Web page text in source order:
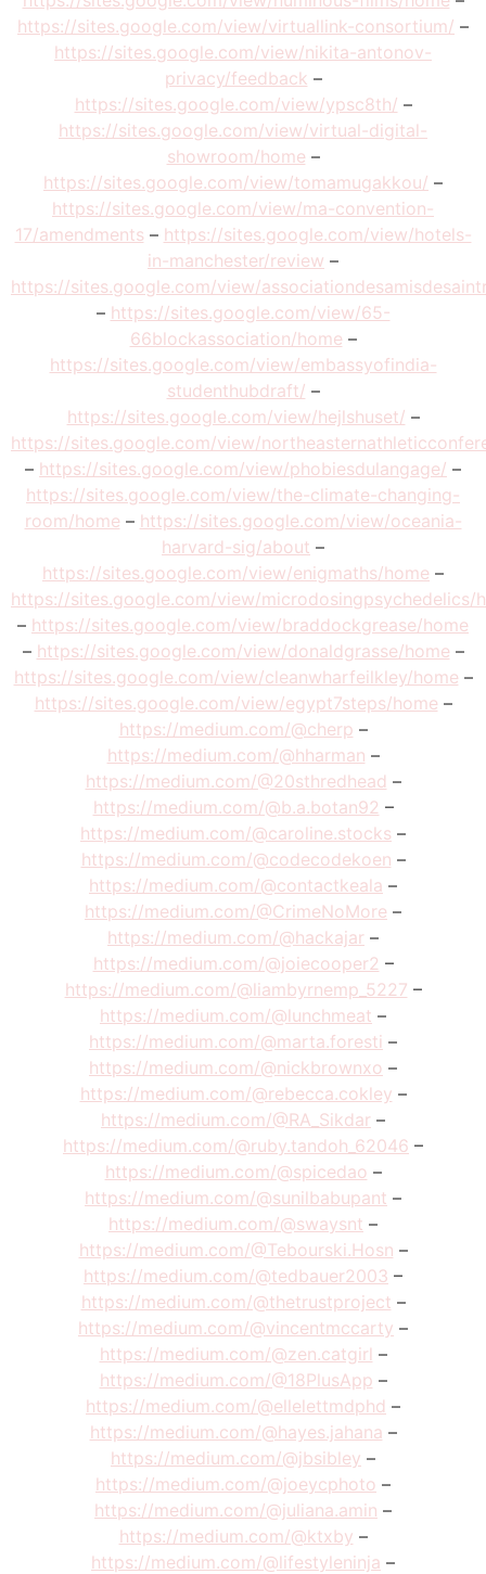
https://sites.google.com/view/virtuallink-consortium/ –
https://sites.google.com/view/nikita-antonov-
privacy/feedback –
https://sites.google.com/view/ypsc8th/ –
https://sites.google.com/view/virtual-digital-
showroom/home –
https://sites.google.com/view/tomamugakkou/ –
https://sites.google.com/view/ma-convention-
17/amendments – https://sites.google.com/view/hotels-
in-manchester/review –
https://sites.google.com/view/
– https://sites.google.com/view/65-
66blockassociation/home –
https://sites.google.com/view/embassyofindia-
studenthubdraft/ –
https://sites.google.com/view/hejlshuset/ –
https://sites.google.com/view/
– https://sites.google.com/view/phobiesdulangage/ –
https://sites.google.com/view/the-climate-changing-
room/home – https://sites.google.com/view/oceania-
harvard-sig/about –
https://sites.google.com/view/enigmaths/home –
https://sites.google.com/view/microdosingpsychedelics/
– https://sites.google.com/view/braddockgrease/home
– https://sites.google.com/view/donaldgrasse/home –
https://sites.google.com/view/cleanwharfeilkley/home –
https://sites.google.com/view/egypt7steps/home –
https://medium.com/@cherp –
https://medium.com/@hharman –
https://medium.com/@20sthredhead –
https://medium.com/@b.a.botan92 –
https://medium.com/@caroline.stocks –
https://medium.com/@codecodekoen –
https://medium.com/@contactkeala –
https://medium.com/@CrimeNoMore –
https://medium.com/@hackajar –
https://medium.com/@joiecooper2 –
https://medium.com/@liambyrnemp_5227 –
https://medium.com/@lunchmeat –
https://medium.com/@marta.foresti –
https://medium.com/@nickbrownxo –
https://medium.com/@rebecca.cokley –
https://medium.com/@RA_Sikdar –
https://medium.com/@ruby.tandoh_62046 –
https://medium.com/@spicedao –
https://medium.com/@sunilbabupant –
https://medium.com/@swaysnt –
https://medium.com/@Tebourski.Hosn –
https://medium.com/@tedbauer2003 –
https://medium.com/@thetrustproject –
https://medium.com/@vincentmccarty –
https://medium.com/@zen.catgirl –
https://medium.com/@18PlusApp –
https://medium.com/@ellelettmdphd –
https://medium.com/@hayes.jahana –
https://medium.com/@jbsibley –
https://medium.com/@joeycphoto –
https://medium.com/@juliana.amin –
https://medium.com/@ktxby –
https://medium.com/@lifestyleninja –